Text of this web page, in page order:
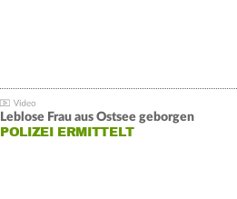
Leblose Frau aus Ostsee geborgen
POLIZEI ERMITTELT